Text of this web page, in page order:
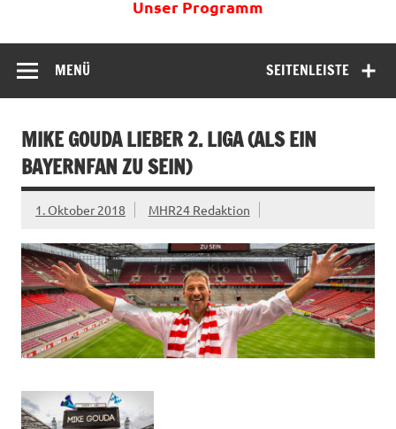
Unser Programm
SEITENLEISTE
MENÜ
MIKE GOUDA LIEBER 2. LIGA (ALS EIN
BAYERNFAN ZU SEIN)
1. Oktober 2018 MHR24 Redaktion